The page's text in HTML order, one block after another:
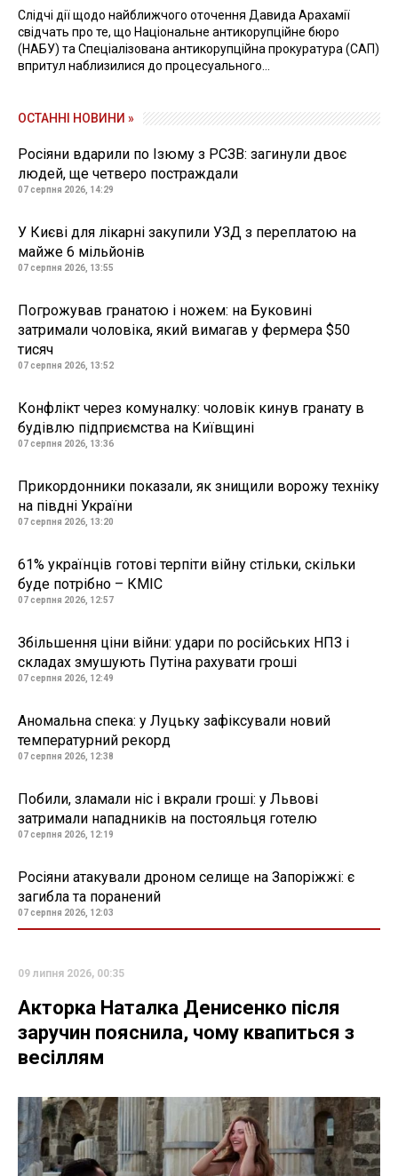
Слідчі дії щодо найближчого оточення Давида Арахамії
свідчать про те, що Національне антикорупційне бюро
(НАБУ) та Спеціалізована антикорупційна прокуратура (САП)
впритул наблизилися до процесуального...
ОСТАННІ НОВИНИ »
Росіяни вдарили по Ізюму з РСЗВ: загинули двоє
людей, ще четверо постраждали
07 серпня 2026, 14:29
У Києві для лікарні закупили УЗД з переплатою на
майже 6 мільйонів
07 серпня 2026, 13:55
Погрожував гранатою і ножем: на Буковині
затримали чоловіка, який вимагав у фермера $50
тисяч
07 серпня 2026, 13:52
Конфлікт через комуналку: чоловік кинув гранату в
будівлю підприємства на Київщині
07 серпня 2026, 13:36
Прикордонники показали, як знищили ворожу техніку
на півдні України
07 серпня 2026, 13:20
61% українців готові терпіти війну стільки, скільки
буде потрібно – КМІС
07 серпня 2026, 12:57
Збільшення ціни війни: удари по російських НПЗ і
складах змушують Путіна рахувати гроші
07 серпня 2026, 12:49
Аномальна спека: у Луцьку зафіксували новий
температурний рекорд
07 серпня 2026, 12:38
Побили, зламали ніс і вкрали гроші: у Львові
затримали нападників на постояльця готелю
07 серпня 2026, 12:19
Росіяни атакували дроном селище на Запоріжжі: є
загибла та поранений
07 серпня 2026, 12:03
09 липня 2026, 00:35
Акторка Наталка Денисенко після
заручин пояснила, чому квапиться з
весіллям